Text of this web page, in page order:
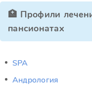
🏥 Профили
пансионатах
SPA
Андрология